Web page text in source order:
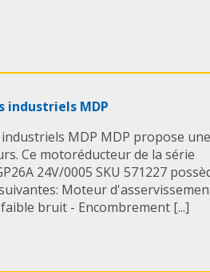
industriels MDP
MDP MDP propose
Ce motoréducteur de la série
24V/0005 SKU 571227
Moteur
bruit - Encombrement [...]